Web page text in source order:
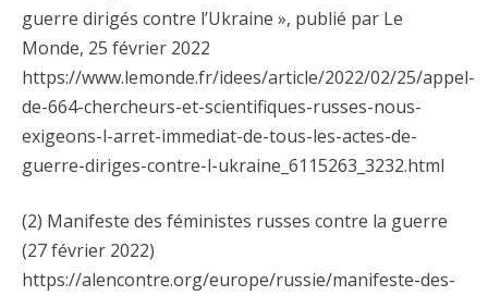
guerre dirigés contre l’Ukraine », publié par Le
Monde, 25 février 2022
https://www.lemonde.fr/idees/article/2022/02/25/appel-
de-664-chercheurs-et-scientifiques-russes-nous-
exigeons-l-arret-immediat-de-tous-les-actes-de-
guerre-diriges-contre-l-ukraine_6115263_3232.html
(2) Manifeste des féministes russes contre la guerre
(27 février 2022)
https://alencontre.org/europe/russie/manifeste-des-